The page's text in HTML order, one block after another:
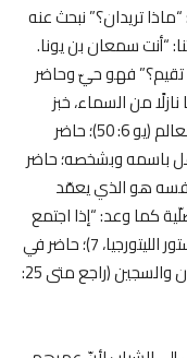
تريدان؟” نبحث عنه
“أنت سمعان بن يونا.
تقيم؟” فهو حيّ وحاضر
من السماء، خبز
كلامه وخبز جسده ودمه لحياة المؤمنين والعالم (يو 6: 50)؛ حاضر
باسمه وبشخصه؛ حاضر
هو الذي يعمّد
كما وعد: “إذا اجتمع
إثنان أو ثلاثة باسمي، أكون هناك بينهم” (دستور الليتورجيا، 7)؛ حاضر في
الجائع والعطشان والمريض والغريب والعريان والسجين (راجع متى 25: